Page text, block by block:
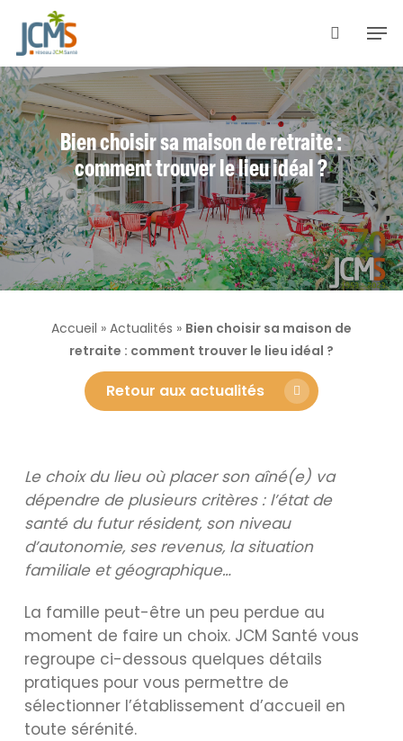
main
content
search
Bien choisir sa maison de retraite :
comment trouver le lieu idéal ?
Accueil » Actualités » Bien choisir sa maison de
retraite : comment trouver le lieu idéal ?
Retour aux actualités
Le choix du lieu où placer son aîné(e) va
dépendre de plusieurs critères : l’état de
santé du futur résident, son niveau
d’autonomie, ses revenus, la situation
familiale et géographique…
La famille peut-être un peu perdue au
moment de faire un choix. JCM Santé vous
regroupe ci-dessous quelques détails
pratiques pour vous permettre de
sélectionner l’établissement d’accueil en
toute sérénité.